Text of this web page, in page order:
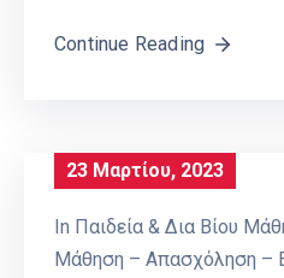
Continue Reading
23 Μαρτίου, 2023
In Παιδεία & Δια Βίου
Μάθηση – Απασχόληση –